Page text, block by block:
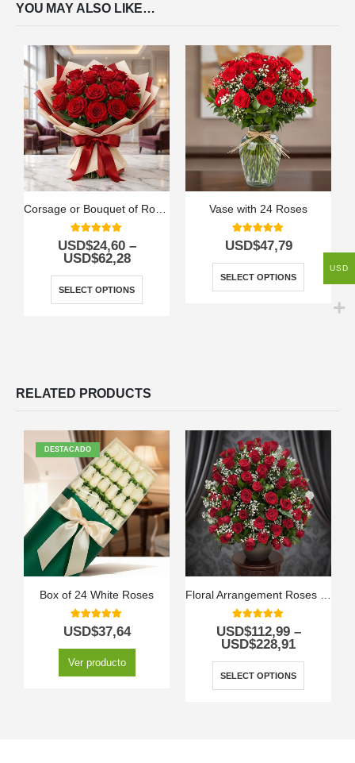
YOU MAY ALSO LIKE…
Corsage or Bouquet of Roses
5.00out of 5
USD$24,60 –
USD$62,28
SELECT OPTIONS
Vase with 24 Roses
5.00out of 5
USD$47,79
SELECT OPTIONS
RELATED PRODUCTS
DESTACADO
Box of 24 White Roses
5.00 out of 5
USD$37,64
Ver producto
5.00out of 5
USD$112,99 –
USD$228,91
SELECT OPTIONS
USD